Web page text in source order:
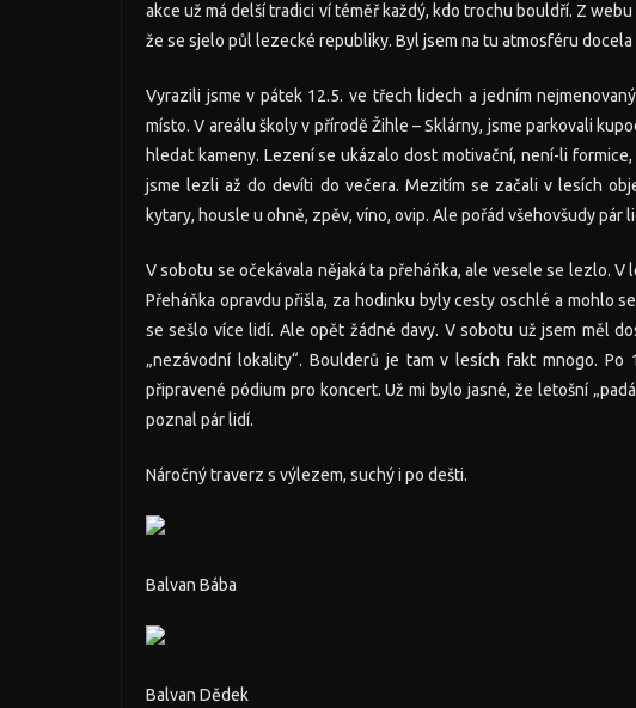
akce už má delší tradici ví téměř každý, kdo trochu bouldří. Z
že se sjelo půl lezecké republiky. Byl jsem na tu atmosféru docela
Vyrazili jsme v pátek 12.5. ve třech lidech a jedním
místo. V areálu školy v přírodě Žihle – Sklárny, jsme parkovali
hledat kameny. Lezení se ukázalo dost motivační, není-li
jsme lezli až do devíti do večera. Mezitím se začali v lesích
kytary, housle u ohně, zpěv, víno, ovip. Ale pořád všehovšudy pár
V sobotu se očekávala nějaká ta přeháňka, ale vesele se lezlo.
Přeháňka opravdu přišla, za hodinku byly cesty oschlé a mohlo
se sešlo více lidí. Ale opět žádné davy. V sobotu už jsem měl
„nezávodní lokality“. Boulderů je tam v lesích fakt mnogo.
připravené pódium pro koncert. Už mi bylo jasné, že letošní
poznal pár lidí.
Náročný traverz s výlezem, suchý i po dešti.
Balvan Bába
Balvan Dědek